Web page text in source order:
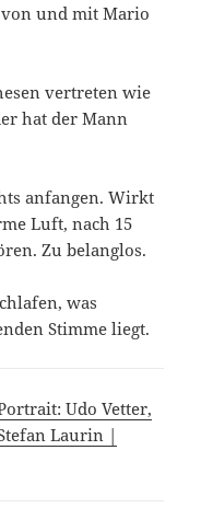
von und mit Mario
vertreten wie
hat der Mann
anfangen. Wirkt
Luft, nach 15
Zu belanglos.
was
Stimme liegt.
Udo Vetter,
Laurin |